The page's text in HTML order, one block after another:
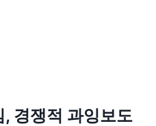
경쟁적 과잉보도